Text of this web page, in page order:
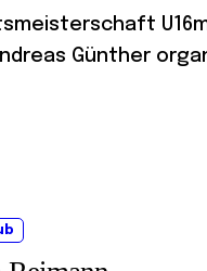
U16m
Günther